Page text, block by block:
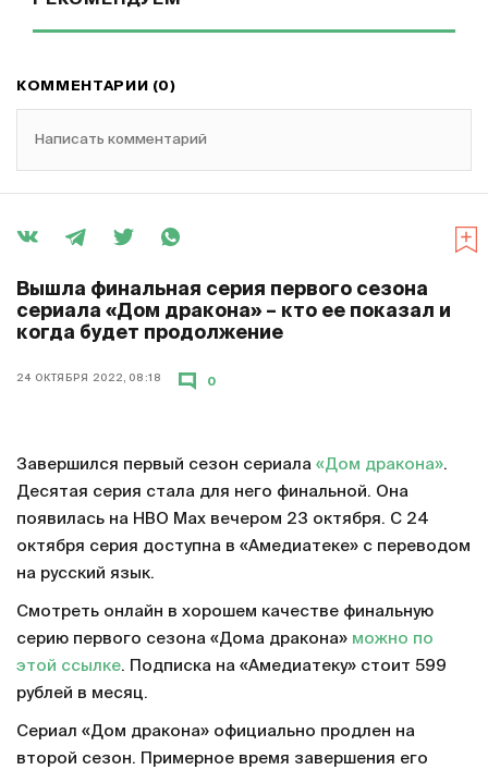
КОММЕНТАРИИ (0)
Написать комментарий
Вышла финальная серия первого сезона
сериала «Дом дракона» – кто ее показал и
когда будет продолжение
24 ОКТЯБРЯ 2022, 08:18 0
Завершился первый сезон сериала «Дом дракона».
Десятая серия стала для него финальной. Она
появилась на HBO Max вечером 23 октября. С 24
октября серия доступна в «Амедиатеке» с переводом
на русский язык.
Смотреть онлайн в хорошем качестве финальную
серию первого сезона «Дома дракона» можно по
этой ссылке. Подписка на «Амедиатеку» стоит 599
рублей в месяц.
Сериал «Дом дракона» официально продлен на
второй сезон. Примерное время завершения его